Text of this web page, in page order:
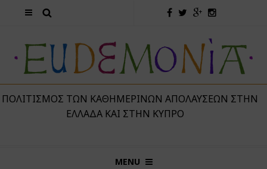
ΤΩΝ ΚΑΘΗΜΕΡΙΝΏΝ ΑΠΟΛΑΎΣΕΩΝ ΣΤΗΝ
ΕΛΛΆΔΑ ΚΑΙ ΣΤΗΝ ΚΎΠΡΟ
MENU